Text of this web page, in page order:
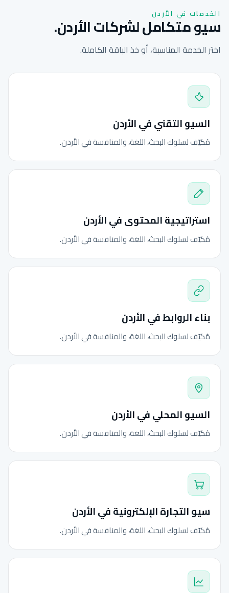
الخدمات في الأردن
سيو متكامل لشركات الأردن.
اختر الخدمة المناسبة، أو خذ الباقة الكاملة.
السيو التقني في الأردن
مُكيّف لسلوك البحث، اللغة، والمنافسة في الأردن.
استراتيجية المحتوى في الأردن
مُكيّف لسلوك البحث، اللغة، والمنافسة في الأردن.
بناء الروابط في الأردن
مُكيّف لسلوك البحث، اللغة، والمنافسة في الأردن.
السيو المحلي في الأردن
مُكيّف لسلوك البحث، اللغة، والمنافسة في الأردن.
سيو التجارة الإلكترونية في الأردن
مُكيّف لسلوك البحث، اللغة، والمنافسة في الأردن.